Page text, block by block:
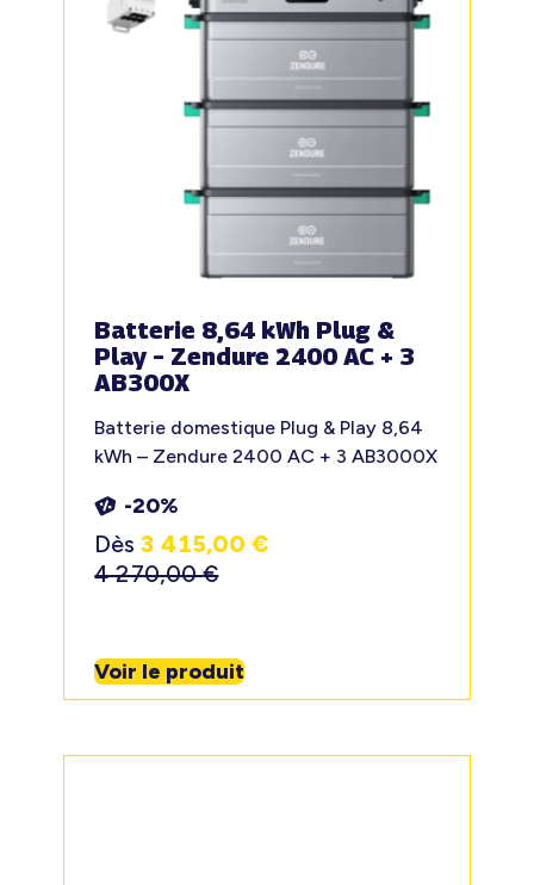
Batterie 8,64 kWh Plug &
Play – Zendure 2400 AC + 3
AB300X
Batterie domestique Plug & Play 8,64
kWh – Zendure 2400 AC + 3 AB3000X
-20%
Dès 3 415,00€
4 270,00€
Voir le produit